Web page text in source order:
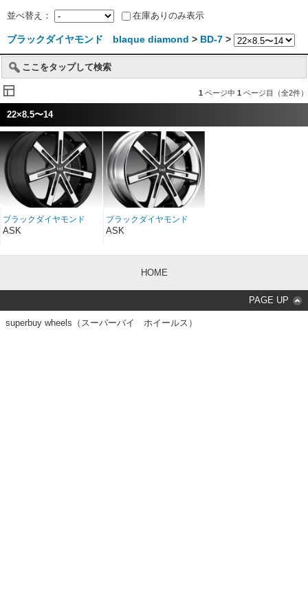
並べ替え： 在庫ありのみ表示
ブラックダイヤモンド blaque diamond > BD-7 >
ここをタップして検索
1 ページ中 1 ページ目（全2件）
22×8.5〜14
ブラックダイヤモンド
BD-7 ブラック/マシンド
ASK
ブラックダイヤモンド
BD-7グロスブラック/マシ
プ 22インチ
ASK
HOME
PAGE UP
superbuy wheels（スーパーバイ ホイールス）